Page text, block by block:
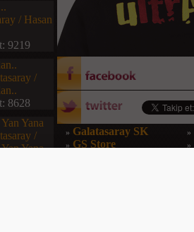
9219
8628
Yana
» Galatasaray SK
» GS Store
»
»